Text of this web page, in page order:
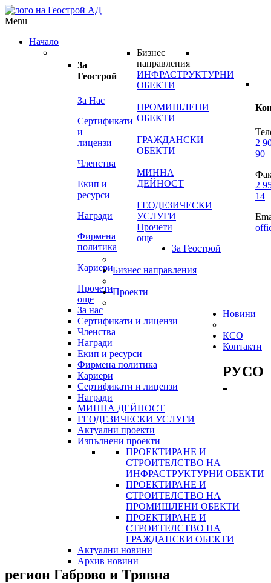
Menu
Начало
За
Геострой
За Нас
Сертификати
и
лицензи
Членства
Екип и
ресурси
Награди
Фирмена
политика
Кариери
Прочети
още
Бизнес
направления
ИНФРАСТРУКТУРНИ
ОБЕКТИ
ПРОМИШЛЕНИ
ОБЕКТИ
ГРАЖДАНСКИ
ОБЕКТИ
МИННА
ДЕЙНОСТ
ГЕОДЕЗИЧЕСКИ
УСЛУГИ
Прочети
още
2
90
2
14
За Геострой
За нас
Сертификати и лицензи
Членства
Награди
Екип и ресурси
Фирмена политика
Кариери
Сертификати и лицензи
Награди
Бизнес направления
МИННА ДЕЙНОСТ
ГЕОДЕЗИЧЕСКИ УСЛУГИ
Проекти
Актуални проекти
Изпълнени проекти
ПРОЕКТИРАНЕ И
СТРОИТЕЛСТВО НА
ИНФРАСТРУКТУРНИ ОБЕКТИ
ПРОЕКТИРАНЕ И
СТРОИТЕЛСТВО НА
ПРОМИШЛЕНИ ОБЕКТИ
ПРОЕКТИРАНЕ И
СТРОИТЕЛСТВО НА
ГРАЖДАНСКИ ОБЕКТИ
Новини
Актуални новини
Архив новини
КСО
Контакти
РУСО
-
регион Габрово и Трявна